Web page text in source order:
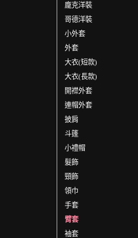
龐克洋裝
哥德洋裝
小外套
外套
大衣(短款)
大衣(長款)
開襟外套
連帽外套
披肩
斗篷
小禮帽
髮飾
頸飾
領巾
手套
臂套
袖套